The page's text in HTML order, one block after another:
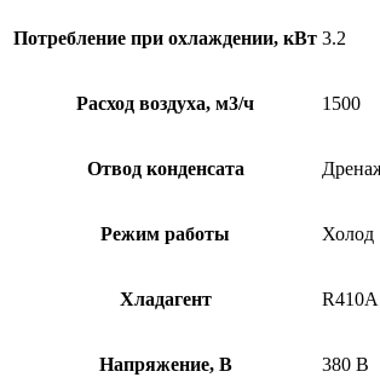
Потребление при охлаждении, кВт 3.2
Расход воздуха, м3/ч 1500
Отвод конденсата
Режим работы Холод
Хладагент R410A
Напряжение, В 380 В